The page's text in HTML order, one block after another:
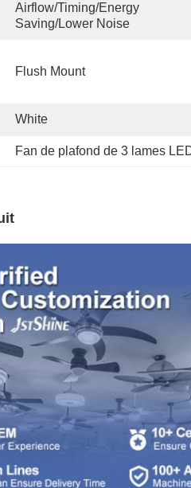
Airflow/Timing/Energy
Saving/Lower Noise
Flush Mount
White
Fan de plafond de 3 lames